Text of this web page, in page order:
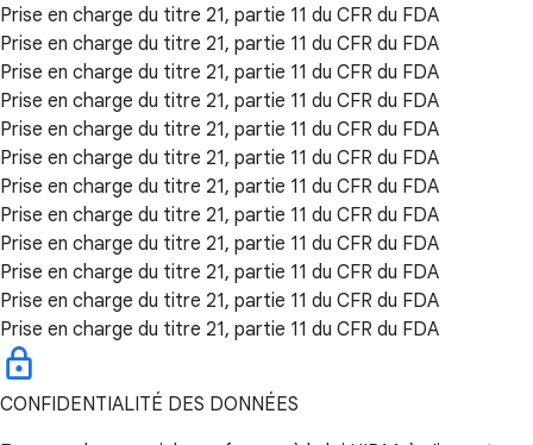
Prise en charge du titre 21, partie 11 du CFR du FDA
Prise en charge du titre 21, partie 11 du CFR du FDA
Prise en charge du titre 21, partie 11 du CFR du FDA
Prise en charge du titre 21, partie 11 du CFR du FDA
Prise en charge du titre 21, partie 11 du CFR du FDA
Prise en charge du titre 21, partie 11 du CFR du FDA
Prise en charge du titre 21, partie 11 du CFR du FDA
Prise en charge du titre 21, partie 11 du CFR du FDA
Prise en charge du titre 21, partie 11 du CFR du FDA
Prise en charge du titre 21, partie 11 du CFR du FDA
Prise en charge du titre 21, partie 11 du CFR du FDA
Prise en charge du titre 21, partie 11 du CFR du FDA
CONFIDENTIALITÉ DES DONNÉES